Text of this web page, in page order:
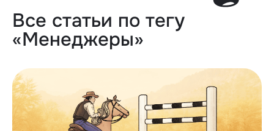
Все статьи по тегу
«Менеджеры»